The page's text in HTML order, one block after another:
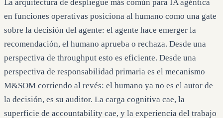
La arquitectura de despliegue más común para IA agéntica
en funciones operativas posiciona al humano como una gate
sobre la decisión del agente: el agente hace emerger la
recomendación, el humano aprueba o rechaza. Desde una
perspectiva de throughput esto es eficiente. Desde una
perspectiva de responsabilidad primaria es el mecanismo
M&SOM corriendo al revés: el humano ya no es el autor de
la decisión, es su auditor. La carga cognitiva cae, la
superficie de accountability cae, y la experiencia del trabajo